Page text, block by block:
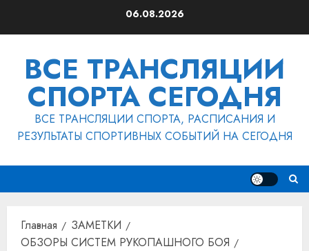
06.08.2026
ВСЕ ТРАНСЛЯЦИИ
СПОРТА СЕГОДНЯ
ВСЕ ТРАНСЛЯЦИИ СПОРТА, РАСПИСАНИЯ И
РЕЗУЛЬТАТЫ СПОРТИВНЫХ СОБЫТИЙ НА СЕГОДНЯ
Главная
ЗАМЕТКИ
ОБЗОРЫ СИСТЕМ РУКОПАШНОГО БОЯ